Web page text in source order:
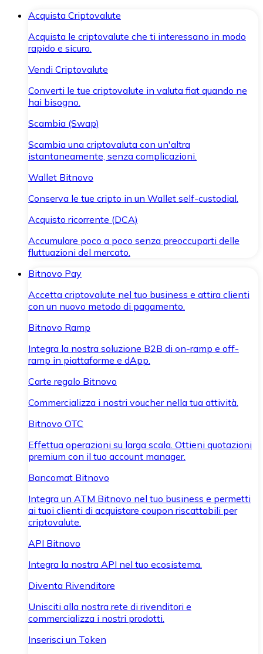
Acquista Criptovalute
Acquista le criptovalute che ti interessano in modo
rapido e sicuro.
Vendi Criptovalute
Converti le tue criptovalute in valuta fiat quando ne
hai bisogno.
Scambia (Swap)
Scambia una criptovaluta con un'altra
istantaneamente, senza complicazioni.
Wallet Bitnovo
Conserva le tue cripto in un Wallet self-custodial.
Acquisto ricorrente (DCA)
Accumulare poco a poco senza preoccuparti delle
fluttuazioni del mercato.
Bitnovo Pay
Accetta criptovalute nel tuo business e attira clienti
con un nuovo metodo di pagamento.
Bitnovo Ramp
Integra la nostra soluzione B2B di on-ramp e off-
ramp in piattaforme e dApp.
Carte regalo Bitnovo
Commercializza i nostri voucher nella tua attività.
Bitnovo OTC
Effettua operazioni su larga scala. Ottieni quotazioni
premium con il tuo account manager.
Bancomat Bitnovo
Integra un ATM Bitnovo nel tuo business e permetti
ai tuoi clienti di acquistare coupon riscattabili per
criptovalute.
API Bitnovo
Integra la nostra API nel tuo ecosistema.
Diventa Rivenditore
Unisciti alla nostra rete di rivenditori e
commercializza i nostri prodotti.
Inserisci un Token